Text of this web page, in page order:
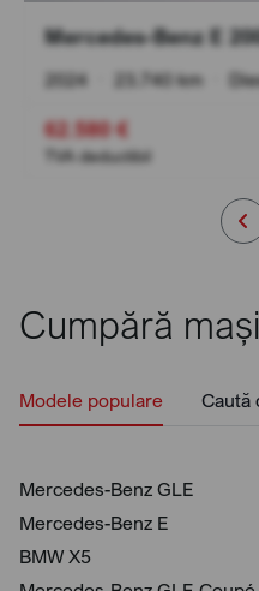
Mercedes-Benz E
2024 23.740 km
62.580 €
TVA deductibil
Cumpără
Modele populare Caută
Mercedes-Benz GLE
Mercedes-Benz E
BMW X5